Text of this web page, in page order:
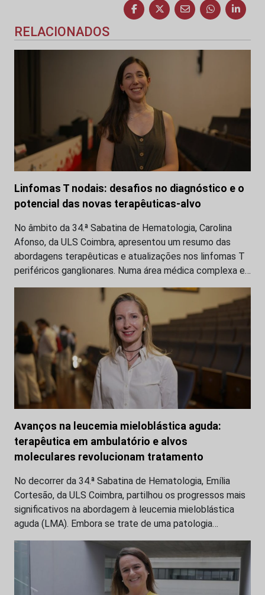
RELACIONADOS
Linfomas T nodais: desafios no diagnóstico e o
potencial das novas terapêuticas-alvo
No âmbito da 34.ª Sabatina de Hematologia, Carolina
Afonso, da ULS Coimbra, apresentou um resumo das
abordagens terapêuticas e atualizações nos linfomas T
periféricos ganglionares. Numa área médica complexa e…
Avanços na leucemia mieloblástica aguda:
terapêutica em ambulatório e alvos
moleculares revolucionam tratamento
No decorrer da 34.ª Sabatina de Hematologia, Emília
Cortesão, da ULS Coimbra, partilhou os progressos mais
significativos na abordagem à leucemia mieloblástica
aguda (LMA). Embora se trate de uma patologia…